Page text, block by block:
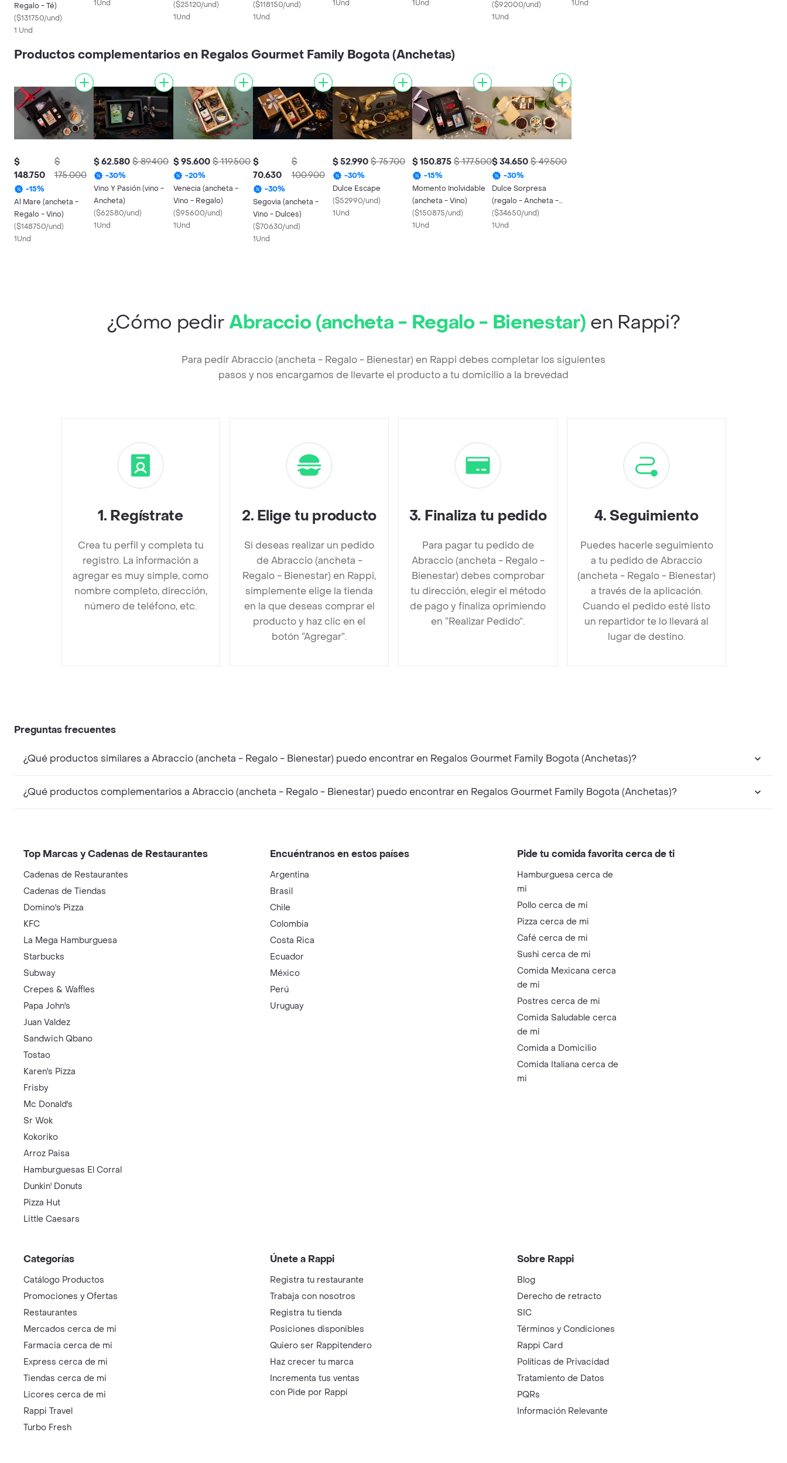
Regalo - Té)
($131750/und)
1 Und
1Und
Dulce)
($25120/und)
1Und
($118150/und)
1Und
1Und
1Und
Dulces)
($92000/und)
1Und
1Und
Productos complementarios en Regalos Gourmet Family Bogota (Anchetas)
$
148.750
$
175.000
-15%
Al Mare (ancheta -
Regalo - Vino)
($148750/und)
1Und
$ 62.580 $ 89.400
-30%
Vino Y Pasión (vino -
Ancheta)
($62580/und)
1Und
$ 95.600 $ 119.500
-20%
Venecia (ancheta -
Vino - Regalo)
($95600/und)
1Und
$
70.630
$
100.900
-30%
Segovia (ancheta -
Vino - Dulces)
($70630/und)
1Und
$ 52.990 $ 75.700
-30%
Dulce Escape
($52990/und)
1Und
$ 150.875 $ 177.500
-15%
Momento Inolvidable
(ancheta - Vino)
($150875/und)
1Und
$ 34.650 $ 49.500
-30%
Dulce Sorpresa
(regalo - Ancheta -
Dulce)
($34650/und)
1Und
¿Cómo pedirAbraccio (ancheta - Regalo - Bienestar) en Rappi?
Para pedir Abraccio (ancheta - Regalo - Bienestar) en Rappi debes completar los siguientes
pasos y nos encargamos de llevarte el producto a tu domicilio a la brevedad
1. Regístrate
Crea tu perfil y completa tu
registro. La información a
agregar es muy simple, como
nombre completo, dirección,
número de teléfono, etc.
2. Elige tu producto
Si deseas realizar un pedido
de Abraccio (ancheta -
Regalo - Bienestar) en Rappi,
simplemente elige la tienda
en la que deseas comprar el
producto y haz clic en el
botón “Agregar”.
3. Finaliza tu pedido
Para pagar tu pedido de
Abraccio (ancheta - Regalo -
Bienestar) debes comprobar
tu dirección, elegir el método
de pago y finaliza oprimiendo
en “Realizar Pedido”.
4. Seguimiento
Puedes hacerle seguimiento
a tu pedido de Abraccio
(ancheta - Regalo - Bienestar)
a través de la aplicación.
Cuando el pedido esté listo
un repartidor te lo llevará al
lugar de destino.
Preguntas frecuentes
¿Qué productos similares a Abraccio (ancheta - Regalo - Bienestar) puedo encontrar en Regalos Gourmet Family Bogota (Anchetas)?
¿Qué productos complementarios a Abraccio (ancheta - Regalo - Bienestar) puedo encontrar en Regalos Gourmet Family Bogota (Anchetas)?
Top Marcas y Cadenas de Restaurantes
Cadenas de Restaurantes
Cadenas de Tiendas
Domino's Pizza
KFC
La Mega Hamburguesa
Starbucks
Subway
Crepes & Waffles
Papa John's
Juan Valdez
Sandwich Qbano
Tostao
Karen's Pizza
Frisby
Mc Donald's
Sr Wok
Kokoriko
Arroz Paisa
Hamburguesas El Corral
Dunkin' Donuts
Pizza Hut
Little Caesars
Encuéntranos en estos países
Argentina
Brasil
Chile
Colombia
Costa Rica
Ecuador
México
Perú
Uruguay
Pide tu comida favorita cerca de ti
Hamburguesa cerca de
mi
Pollo cerca de mi
Pizza cerca de mi
Café cerca de mi
Sushi cerca de mi
Comida Mexicana cerca
de mi
Postres cerca de mi
Comida Saludable cerca
de mi
Comida a Domicilio
Comida Italiana cerca de
mi
Categorías
Catálogo Productos
Promociones y Ofertas
Restaurantes
Mercados cerca de mi
Farmacia cerca de mi
Express cerca de mi
Tiendas cerca de mi
Licores cerca de mi
Rappi Travel
Turbo Fresh
Únete a Rappi
Registra tu restaurante
Trabaja con nosotros
Registra tu tienda
Posiciones disponibles
Quiero ser Rappitendero
Haz crecer tu marca
Incrementa tus ventas
con Pide por Rappi
Sobre Rappi
Blog
Derecho de retracto
SIC
Términos y Condiciones
Rappi Card
Políticas de Privacidad
Tratamiento de Datos
PQRs
Información Relevante